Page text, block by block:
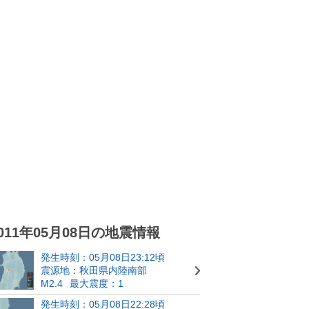
年05月08日の地震情報
発生時刻：05月08日23:12頃
震源地：秋田県内陸南部
M2.4
最大震度：1
発生時刻：05月08日22:28頃